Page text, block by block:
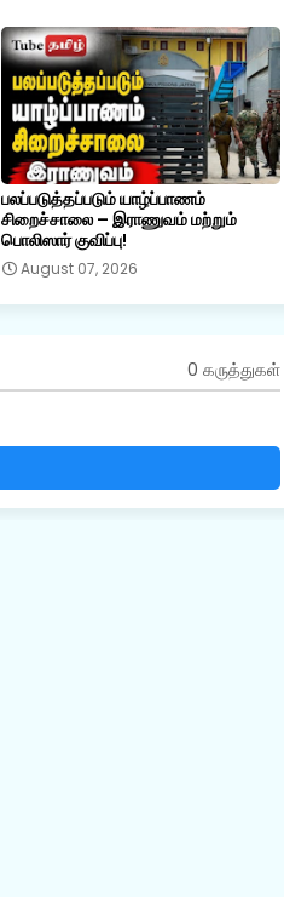
பலப்படுத்தப்படும் யாழ்ப்பாணம்
சிறைச்சாலை – இராணுவம் மற்றும்
பொலிஸார் குவிப்பு!
August 07, 2026
0 கருத்துகள்